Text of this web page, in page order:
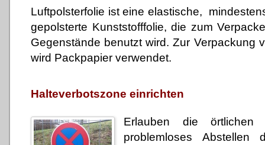
Luftpolsterfolie ist eine elastische,
gepolsterte Kunststofffolie, die zum
Gegenstände benutzt wird. Zur Verpackung
wird Packpapier verwendet.
Halteverbotszone einrichten
Erlauben die örtlichen
problemloses Abstellen